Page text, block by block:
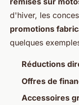
d'hiver, les
promotions
quelques
Réductions
Offres de
Accessoires